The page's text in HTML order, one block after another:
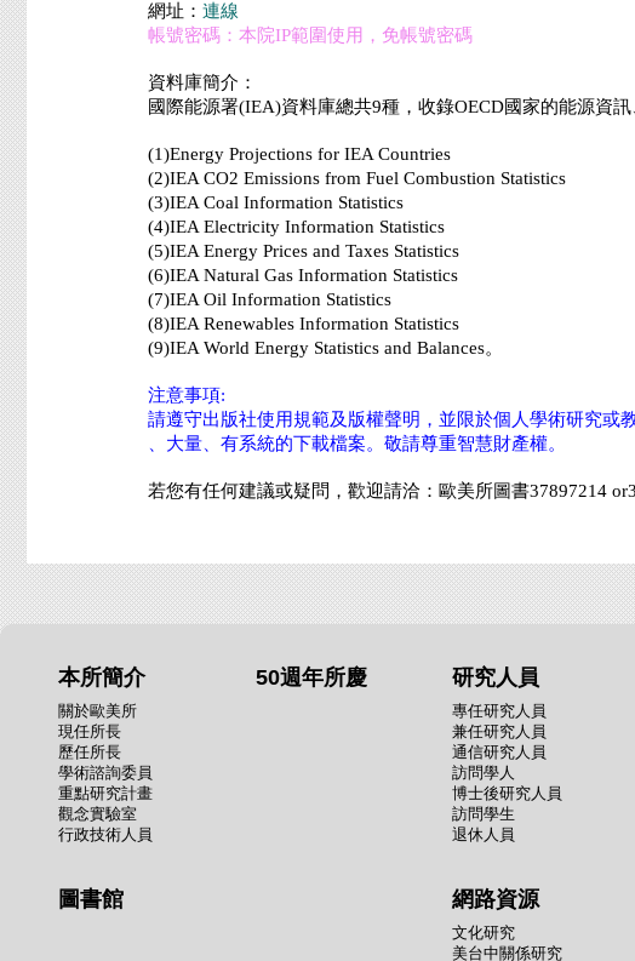
網址： 連線
帳號密碼：本院IP範圍使用，免帳號密碼
資料庫簡介：
國際能源署(IEA)資料庫總共9種，收錄OECD國家的能源資
(1)Energy Projections for IEA Countries
(2)IEA CO2 Emissions from Fuel Combustion Statistics
(3)IEA Coal Information Statistics
(4)IEA Electricity Information Statistics
(5)IEA Energy Prices and Taxes Statistics
(6)IEA Natural Gas Information Statistics
(7)IEA Oil Information Statistics
(8)IEA Renewables Information Statistics
(9)IEA World Energy Statistics and Balances。
注意事項:
請遵守出版社使用規範及版權聲明，並限於個人學術研究或
、大量、有系統的下載檔案。敬請尊重智慧財產權。
若您有任何建議或疑問，歡迎請洽：歐美所圖書37897214
本所簡介
關於歐美所
現任所長
歷任所長
學術諮詢委員
重點研究計畫
觀念實驗室
行政技術人員
50週年所慶 研究人員
專任研究人員
兼任研究人員
通信研究人員
訪問學人
博士後研究人員
訪問學生
退休人員
圖書館 網路資源
文化研究
美台中關係研究